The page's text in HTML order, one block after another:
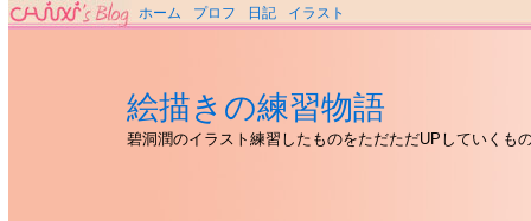
ホーム プロフ 日記 イラスト
絵描きの練習物語
碧洞潤のイラスト練習したものをただただUPしていくも